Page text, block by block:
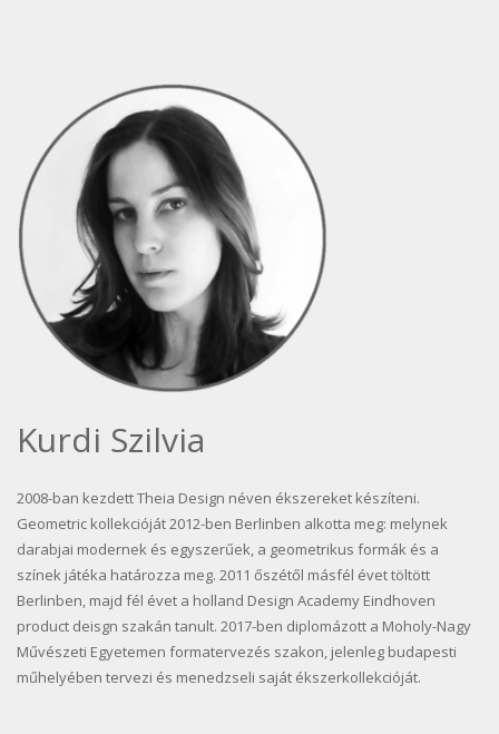
Kurdi Szilvia
2008-ban kezdett Theia Design néven ékszereket készíteni.
Geometric kollekcióját 2012-ben Berlinben alkotta meg: melynek
darabjai modernek és egyszerűek, a geometrikus formák és a
színek játéka határozza meg. 2011 őszétől másfél évet töltött
Berlinben, majd fél évet a holland Design Academy Eindhoven
product deisgn szakán tanult. 2017-ben diplomázott a Moholy-Nagy
Művészeti Egyetemen formatervezés szakon, jelenleg budapesti
műhelyében tervezi és menedzseli saját ékszerkollekcióját.